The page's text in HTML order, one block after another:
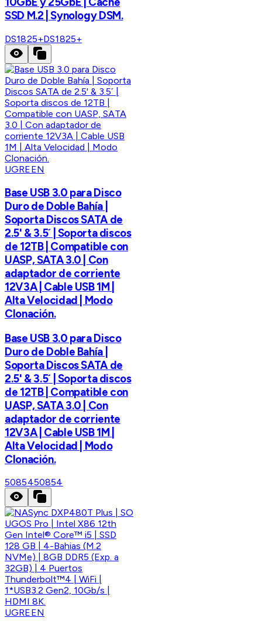
SSD M.2 | Synology DSM.
DS1825+DS1825+
UGREEN
Base USB 3.0 para Disco
Duro de Doble Bahía |
Soporta Discos SATA de
2.5' & 3.5´ | Soporta discos
de 12TB | Compatible con
UASP, SATA 3.0 | Con
adaptador de corriente
12V3A | Cable USB 1M |
Alta Velocidad | Modo
Clonación.
Base USB 3.0 para Disco
Duro de Doble Bahía |
Soporta Discos SATA de
2.5' & 3.5´ | Soporta discos
de 12TB | Compatible con
UASP, SATA 3.0 | Con
adaptador de corriente
12V3A | Cable USB 1M |
Alta Velocidad | Modo
Clonación.
5085450854
UGREEN